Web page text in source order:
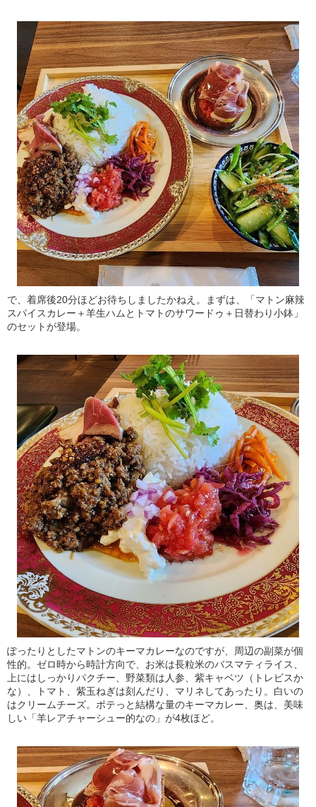
で、着席後20分ほどお待ちしましたかねえ。まずは、「マトン麻辣
スパイスカレー＋羊生ハムとトマトのサワードゥ＋日替わり小鉢」
のセットが登場。
ぽったりとしたマトンのキーマカレーなのですが、周辺の副菜が個
性的。ゼロ時から時計方向で、お米は長粒米のバスマティライス、
上にはしっかりパクチー、野菜類は人参、紫キャベツ（トレビスか
な）、トマト、紫玉ねぎは刻んだり、マリネしてあったり。白いの
はクリームチーズ。ポテっと結構な量のキーマカレー、奥は、美味
しい「羊レアチャーシュー的なの」が4枚ほど。